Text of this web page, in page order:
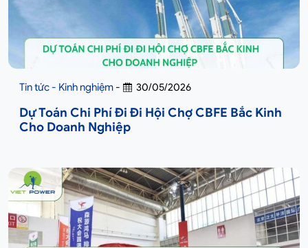
Tin tức - Kinh nghiệm - 30/05/2026
Dự Toán Chi Phí Đi Đi Hội Chợ CBFE Bắc Kinh
Cho Doanh Nghiệp